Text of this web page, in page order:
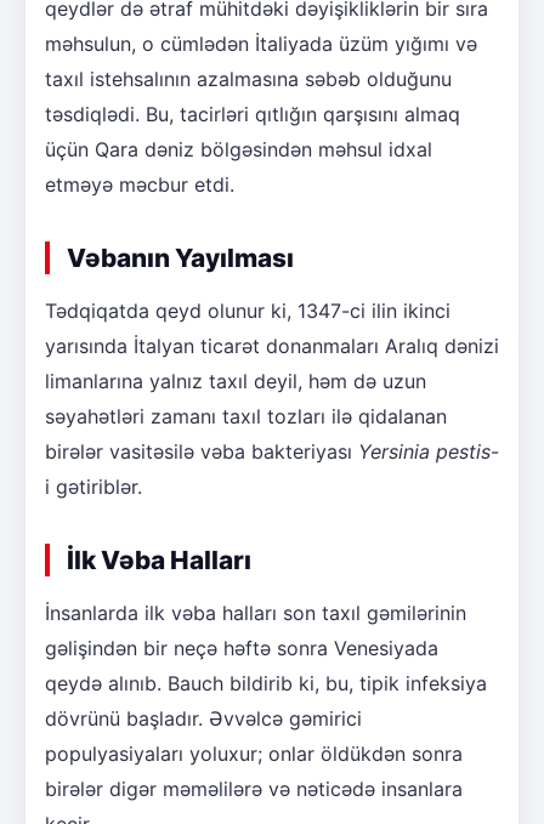
qeydlər də ətraf mühitdəki dəyişikliklərin bir sıra
məhsulun, o cümlədən İtaliyada üzüm yığımı və
taxıl istehsalının azalmasına səbəb olduğunu
təsdiqlədi. Bu, tacirləri qıtlığın qarşısını almaq
üçün Qara dəniz bölgəsindən məhsul idxal
etməyə məcbur etdi.
Vəbanın Yayılması
Tədqiqatda qeyd olunur ki, 1347-ci ilin ikinci
yarısında İtalyan ticarət donanmaları Aralıq dənizi
limanlarına yalnız taxıl deyil, həm də uzun
səyahətləri zamanı taxıl tozları ilə qidalanan
birələr vasitəsilə vəba bakteriyası Yersinia pestis-
i gətiriblər.
İlk Vəba Halları
İnsanlarda ilk vəba halları son taxıl gəmilərinin
gəlişindən bir neçə həftə sonra Venesiyada
qeydə alınıb. Bauch bildirib ki, bu, tipik infeksiya
dövrünü başladır. Əvvəlcə gəmirici
populyasiyaları yoluxur; onlar öldükdən sonra
birələr digər məməlilərə və nəticədə insanlara